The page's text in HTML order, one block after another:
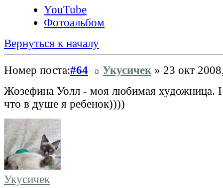
YouTube
Фотоальбом
Вернуться к началу
Номер поста:#64 Укусичек» 23 окт
Жозефина Уолл - моя любимая художница.
что в душе я ребенок))))
Укусичек